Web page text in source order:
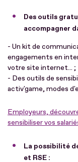
Des outils
accompagner
- Un kit de
engagements en
votre site internet... ;
- Des outils de
activ'game, modes
Employeurs,
sensibiliser vos
La possibilité
et RSE :